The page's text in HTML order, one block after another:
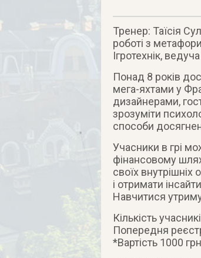
Тренер: Таїсія
роботі з
Ігротехнік,
Понад 8 років
мега-яхтами у
дизайнерами,
зрозуміти
способи
Учасники в грі
фінансовому
своїх внутрішніх
і отримати
Навчитися
Кількість
Попередня
*Вартість 1000